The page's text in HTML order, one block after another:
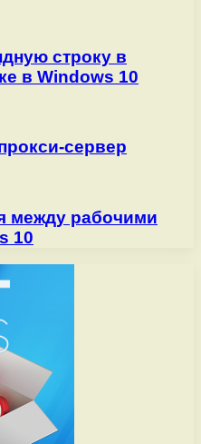
строку в
в Windows 10
сервер
между рабочими
10